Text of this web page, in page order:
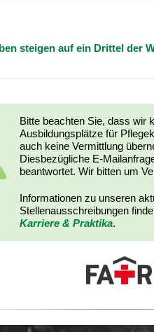
auf ein Drittel der
nachhaltige Reformen statt
Sachsen
des Gesundheitswesens zu
Bitte beachten Sie, dass wir
Ausbildungsplätze für
auch keine Vermittlung
Diesbezügliche E-
beantwortet. Wir bitten um
Informationen zu unseren
Stellenausschreibungen
Karriere & Praktika.